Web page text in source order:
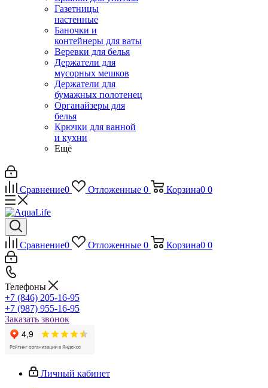
Газетницы
настенные
Баночки и
контейнеры для ваты
Веревки для белья
Держатели для
мусорных мешков
Держатели для
бумажных полотенец
Органайзеры для
белья
Крючки для ванной
и кухни
Ещё
Сравнение0 Отложенные 0 Корзина0 0
Сравнение0 Отложенные 0 Корзина0 0
Телефоны
+7 (846) 205-16-95
+7 (987) 955-16-95
Заказать звонок
Личный кабинет